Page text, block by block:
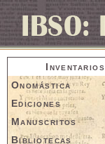
Inventarios
Onomástica
Ediciones
Manuscritos
Bibliotecas